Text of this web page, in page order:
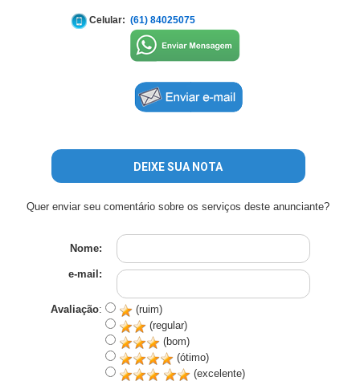
Celular: (61) 84025075
DEIXE SUA NOTA
Quer enviar seu comentário sobre os serviços deste anunciante?
Nome:
e-mail:
Avaliação:
(ruim)
(regular)
(bom)
(ótimo)
(excelente)